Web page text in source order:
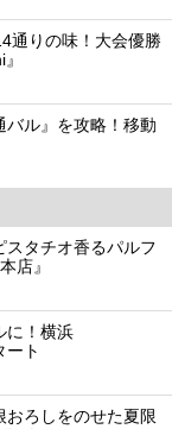
通りの味！大会優勝
バル』を攻略！移動
タチオ香るパルフ
店』
に！横浜
ート
ろしをのせた夏限